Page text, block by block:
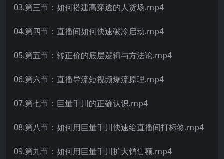
03.第三节：如何搭建高穿透的人货场.mp4
04.第四节：直播间如何快速破冷启动.mp4
05.第五节：转正价的底层逻辑与方法论.mp4
06.第六节：直播导流短视频爆流原理.mp4
07.第七节：巨量千川的正确认识.mp4
08.第八节：如何用巨量千川快速给直播间打标签.mp4
09.第九节：如何用巨量千川扩大销售额.mp4